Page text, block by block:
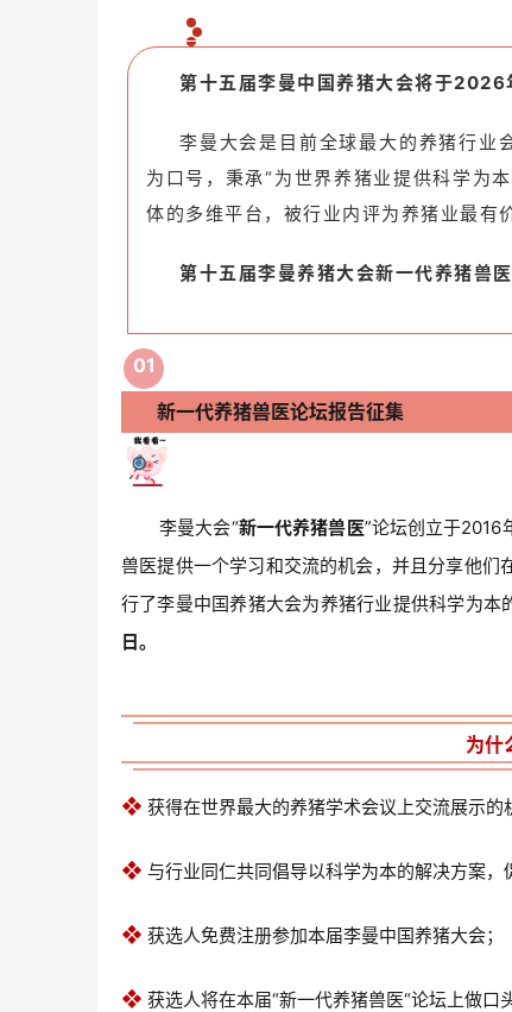
第十五届李曼中国养猪大会将于
李曼大会是目前全球最大的养猪行业
为口号， 秉承“为世界养猪业提供科学为
体的多维平台，被行业内评为养猪业最有
第十五届李曼养猪大会新一代养猪兽
01
新一代养猪兽医论坛报告征集
李曼大会“新一代养猪兽医”论坛创立于2016
兽医提供一个学习和交流的机会，并且分享他
行了李曼中国养猪大会为养猪行业提供科学为
日。
为什
❖ 获得在世界最大的养猪学术会议上交流展示的
❖ 与行业同仁共同倡导以科学为本的解决方案，
❖ 获选人免费注册参加本届李曼中国养猪大会；
❖ 获选人将在本届“新一代养猪兽医“论坛上做口